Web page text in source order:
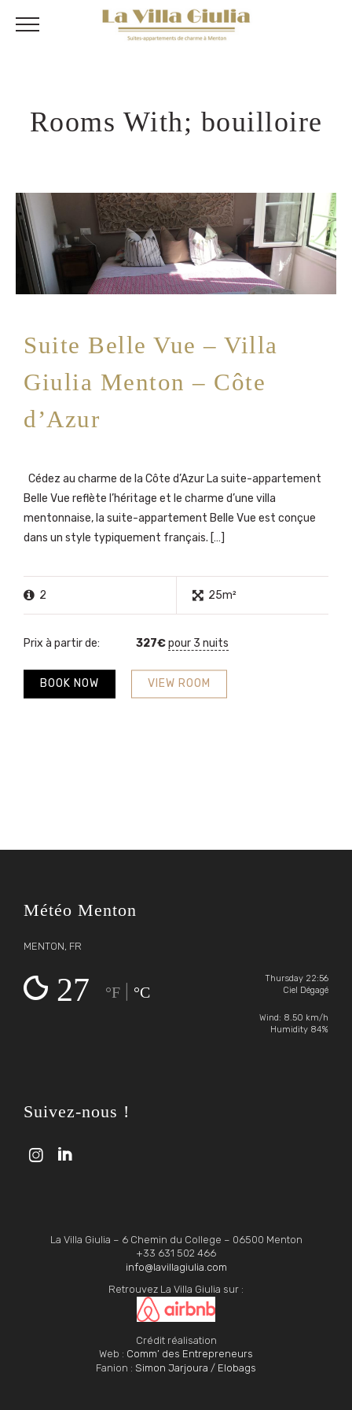
Rooms With; bouilloire
Suite Belle Vue – Villa
Giulia Menton – Côte
d’Azur
Cédez au charme de la Côte d’Azur La suite-appartement
Belle Vue reflète l’héritage et le charme d’une villa
mentonnaise, la suite-appartement Belle Vue est conçue
dans un style typiquement français. […]
2 25m²
Prix à partir de: 327€pour 3 nuits
VIEW ROOM
BOOK NOW
Météo Menton
MENTON, FR
Thursday 22:56
Ciel Dégagé
Wind: 8.50 km/h
Humidity 84%
27 °F °C
Suivez-nous !
 
La Villa Giulia – 6 Chemin du College – 06500 Menton
+33 631 502 466
info@lavillagiulia.com
Retrouvez La Villa Giulia sur :
Crédit réalisation
Web : Comm’ des Entrepreneurs
Fanion : Simon Jarjoura / Elobags